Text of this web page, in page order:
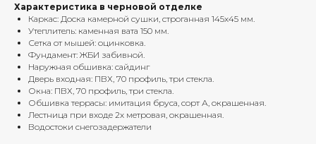
Характеристика в черновой отделке
Каркас: Доска камерной сушки, строганная 145х45 мм.
Утеплитель: каменная вата 150 мм.
Сетка от мышей: оцинковка.
Фундамент: ЖБИ забивной.
Наружная обшивка: сайдинг
Дверь входная: ПВХ, 70 профиль, три стекла.
Окна: ПВХ, 70 профиль, три стекла.
Обшивка террасы: имитация бруса, сорт А, окрашенная.
Лестница при входе 2х метровая, окрашенная.
Водостоки снегозадержатели